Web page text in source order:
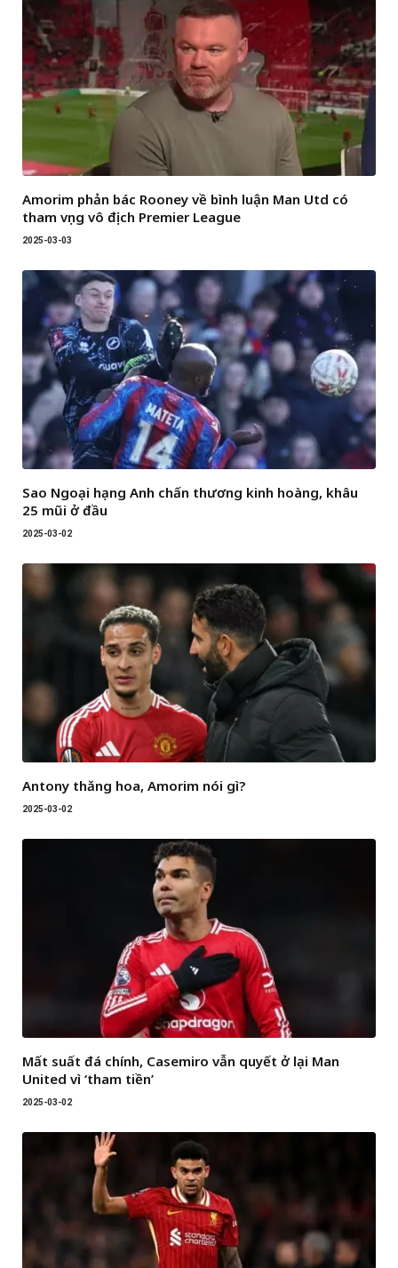
Amorim phản bác Rooney về bình luận Man Utd có
tham vọng vô địch Premier League
2025-03-03
Sao Ngoại hạng Anh chấn thương kinh hoàng, khâu
25 mũi ở đầu
2025-03-02
Antony thăng hoa, Amorim nói gì?
2025-03-02
Mất suất đá chính, Casemiro vẫn quyết ở lại Man
United vì ‘tham tiền’
2025-03-02